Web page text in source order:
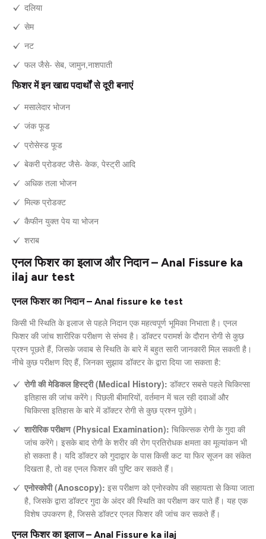
दलिया
सेम
नट
फल जैसे- सेब, जामुन,नाशपाती
फिशर में इन खाद्य पदार्थों से दूरी बनाएं
मसालेदार भोजन
जंक फूड
प्रोसेस्ड फूड
बेकरी प्रोडक्ट जैसे- केक, पेस्ट्री आदि
अधिक तला भोजन
मिल्क प्रोडक्ट
कैफीन युक्त पेय या भोजन
शराब
एनल फिशर का इलाज और निदान – Anal Fissure ka
ilaj aur test
एनल फिशर का निदान – Anal fissure ke test
किसी भी स्थिति के इलाज से पहले निदान एक महत्वपूर्ण भूमिका निभाता है। एनल
फिशर की जांच शारीरिक परीक्षण से संभव है। डॉक्टर परामर्श के दौरान रोगी से कुछ
प्रश्न पूछते हैं, जिसके जवाब से स्थिति के बारे में बहुत सारी जानकारी मिल सकती है।
नीचे कुछ परीक्षण दिए हैं, जिनका सुझाव डॉक्टर के द्वारा दिया जा सकता है:
रोगी की मेडिकल हिस्ट्री (Medical History): डॉक्टर सबसे पहले चिकित्सा
इतिहास की जांच करेंगे। पिछली बीमारियों, वर्तमान में चल रही दवाओं और
चिकित्सा इतिहास के बारे में डॉक्टर रोगी से कुछ प्रश्न पूछेंगे।
शारीरिक परीक्षण (Physical Examination): चिकित्सक रोगी के गुदा की
जांच करेंगे। इसके बाद रोगी के शरीर की रोग प्रतिरोधक क्षमता का मूल्यांकन भी
हो सकता है। यदि डॉक्टर को गुदाद्वार के पास किसी कट या फिर सूजन का संकेत
दिखता है, तो वह एनल फिशर की पुष्टि कर सकते हैं।
एनोस्कोपी (Anoscopy): इस परीक्षण को एनोस्कोप की सहायता से किया जाता
है, जिसके द्वारा डॉक्टर गुदा के अंदर की स्थिति का परीक्षण कर पाते हैं। यह एक
विशेष उपकरण है, जिससे डॉक्टर एनल फिशर की जांच कर सकते हैं।
एनल फिशर का इलाज – Anal Fissure ka ilaj